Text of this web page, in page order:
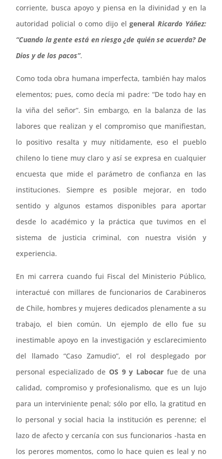
corriente, busca apoyo y piensa en la divinidad y en la
autoridad policial o como dijo elgeneral Ricardo Yáñez:
“Cuando la gente está en riesgo ¿de quién se acuerda? De
Dios y de los pacos”.
Como toda obra humana imperfecta, también hay malos
elementos; pues, como decía mi padre: “De todo hay en
la viña del señor”. Sin embargo, en la balanza de las
labores que realizan y el compromiso que manifiestan,
lo positivo resalta y muy nítidamente, eso el pueblo
chileno lo tiene muy claro y así se expresa en cualquier
encuesta que mide el parámetro de confianza en las
instituciones. Siempre es posible mejorar, en todo
sentido y algunos estamos disponibles para aportar
desde lo académico y la práctica que tuvimos en el
sistema de justicia criminal, con nuestra visión y
experiencia.
En mi carrera cuando fui Fiscal del Ministerio Público,
interactué con millares de funcionarios de Carabineros
de Chile, hombres y mujeres dedicados plenamente a su
trabajo, el bien común. Un ejemplo de ello fue su
inestimable apoyo en la investigación y esclarecimiento
del llamado “Caso Zamudio”, el rol desplegado por
personal especializado de OS 9 y Labocar fue de una
calidad, compromiso y profesionalismo, que es un lujo
para un interviniente penal; sólo por ello, la gratitud en
lo personal y social hacia la institución es perenne; el
lazo de afecto y cercanía con sus funcionarios -hasta en
los perores momentos, como lo hace quien es leal y no